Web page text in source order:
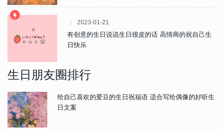
2023-01-21
有创意的生日说说生日很皮的话 高情商的祝自己生
日快乐
生日朋友圈排行
给自己喜欢的爱豆的生日祝福语 适合写给偶像的好听生
日文案